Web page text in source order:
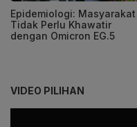
Epidemiologi: Masyarakat
Tidak Perlu Khawatir
dengan Omicron EG.5
VIDEO PILIHAN